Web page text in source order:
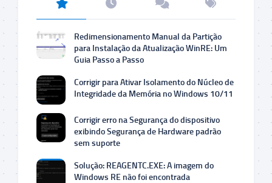
Redimensionamento Manual da Partição
para Instalação da Atualização WinRE: Um
Guia Passo a Passo
Corrigir para Ativar Isolamento do Núcleo de
Integridade da Memória no Windows 10/11
Corrigir erro na Segurança do dispositivo
exibindo Segurança de Hardware padrão
sem suporte
Solução: REAGENTC.EXE: A imagem do
Windows RE não foi encontrada